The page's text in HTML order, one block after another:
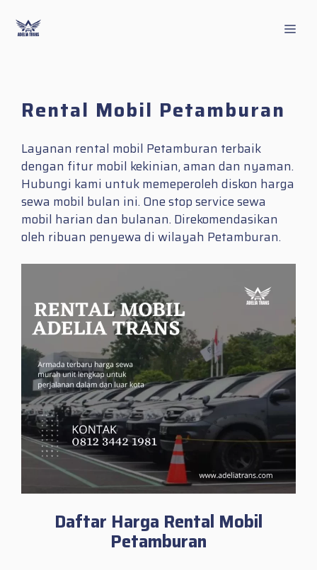
content
Rental Mobil Petamburan
Layanan rental mobil Petamburan terbaik
dengan fitur mobil kekinian, aman dan nyaman.
Hubungi kami untuk memeperoleh diskon harga
sewa mobil bulan ini. One stop service sewa
mobil harian dan bulanan. Direkomendasikan
oleh ribuan penyewa di wilayah Petamburan.
Daftar Harga Rental Mobil
Petamburan